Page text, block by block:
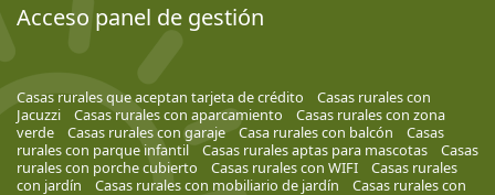
Acceso panel de gestión
Casas rurales que aceptan tarjeta de crédito
Casas rurales con
Jacuzzi
Casas rurales con aparcamiento
Casas rurales con zona
verde
Casas rurales con garaje Casa rurales con balcón
Casas
rurales con parque infantil
Casas rurales aptas para mascotas
Casas
rurales con porche cubierto
Casas rurales con WIFI
Casas rurales
con jardín
Casas rurales con mobiliario de jardín
Casas rurales con